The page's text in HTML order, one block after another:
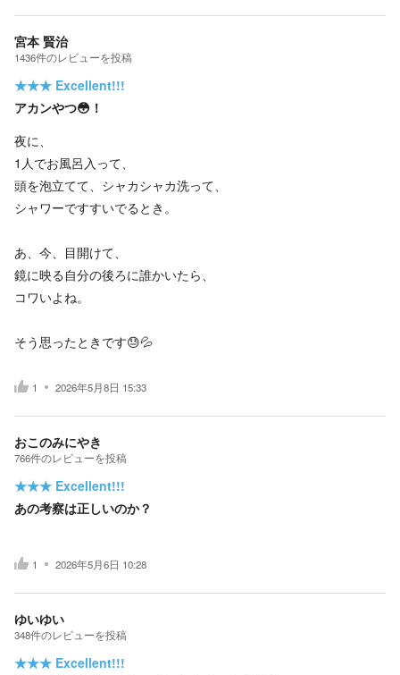
宮本 賢治
1436件のレビューを投稿
★★★ Excellent!!!
アカンやつ😳！
夜に、
1人でお風呂入って、
頭を泡立てて、シャカシャカ洗って、
シャワーですすいでるとき。
あ、今、目開けて、
鏡に映る自分の後ろに誰かいたら、
コワいよね。
そう思ったときです😓💦
1 2026年5月8日 15:33
おこのみにやき
766件のレビューを投稿
★★★ Excellent!!!
あの考察は正しいのか？
1 2026年5月6日 10:28
ゆいゆい
348件のレビューを投稿
★★★ Excellent!!!